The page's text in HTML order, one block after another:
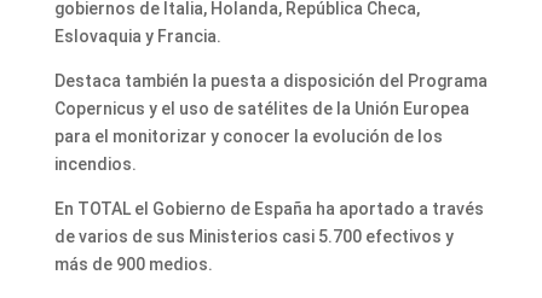
gobiernos de Italia, Holanda, República Checa,
Eslovaquia y Francia.
Destaca también la puesta a disposición del Programa
Copernicus y el uso de satélites de la Unión Europea
para el monitorizar y conocer la evolución de los
incendios.
En TOTAL el Gobierno de España ha aportado a través
de varios de sus Ministerios casi 5.700 efectivos y
más de 900 medios.